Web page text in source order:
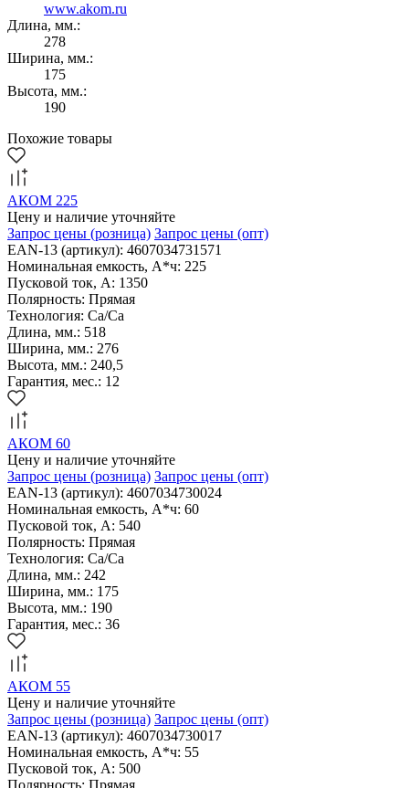
www.akom.ru
Длина, мм.:
278
Ширина, мм.:
175
Высота, мм.:
190
Похожие товары
АКОМ 225
Цену и наличие уточняйте
Запрос цены (розница) Запрос цены (опт)
EAN-13 (артикул): 4607034731571
Номинальная емкость, А*ч: 225
Пусковой ток, А: 1350
Полярность: Прямая
Технология: Са/Са
Длина, мм.: 518
Ширина, мм.: 276
Высота, мм.: 240,5
Гарантия, мес.: 12
АКОМ 60
Цену и наличие уточняйте
Запрос цены (розница) Запрос цены (опт)
EAN-13 (артикул): 4607034730024
Номинальная емкость, А*ч: 60
Пусковой ток, А: 540
Полярность: Прямая
Технология: Са/Са
Длина, мм.: 242
Ширина, мм.: 175
Высота, мм.: 190
Гарантия, мес.: 36
АКОМ 55
Цену и наличие уточняйте
Запрос цены (розница) Запрос цены (опт)
EAN-13 (артикул): 4607034730017
Номинальная емкость, А*ч: 55
Пусковой ток, А: 500
Полярность: Прямая